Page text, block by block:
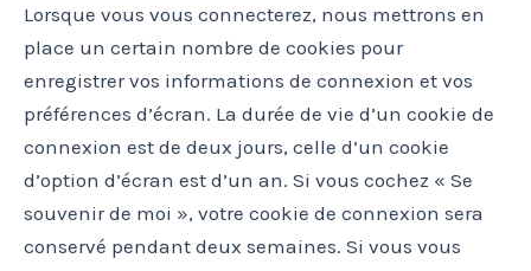
Lorsque vous vous connecterez, nous mettrons en
place un certain nombre de cookies pour
enregistrer vos informations de connexion et vos
préférences d’écran. La durée de vie d’un cookie de
connexion est de deux jours, celle d’un cookie
d’option d’écran est d’un an. Si vous cochez « Se
souvenir de moi », votre cookie de connexion sera
conservé pendant deux semaines. Si vous vous